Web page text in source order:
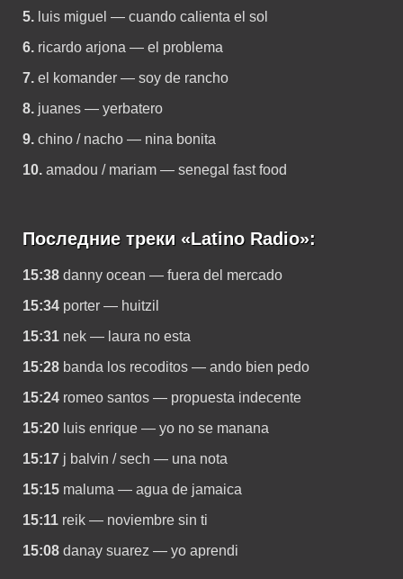
5. luis miguel — cuando calienta el sol
6. ricardo arjona — el problema
7. el komander — soy de rancho
8. juanes — yerbatero
9. chino / nacho — nina bonita
10. amadou / mariam — senegal fast food
Последние треки «Latino Radio»:
15:38 danny ocean — fuera del mercado
15:34 porter — huitzil
15:31 nek — laura no esta
15:28 banda los recoditos — ando bien pedo
15:24 romeo santos — propuesta indecente
15:20 luis enrique — yo no se manana
15:17 j balvin / sech — una nota
15:15 maluma — agua de jamaica
15:11 reik — noviembre sin ti
15:08 danay suarez — yo aprendi